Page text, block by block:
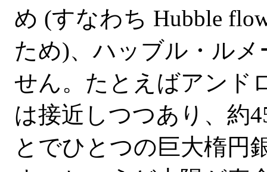
め (すなわち Hubble
ため)、ハッブル・ル
せん。たとえばアンド
は接近しつつあり、約
とでひとつの巨大楕円